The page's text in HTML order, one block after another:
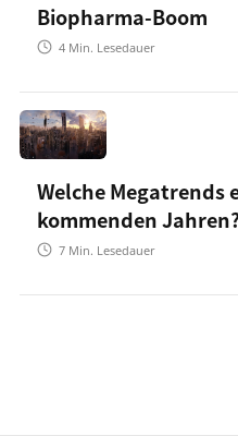
Biopharma-Boom
4 Min. Lesedauer
Welche Megatrends
kommenden
7 Min. Lesedauer